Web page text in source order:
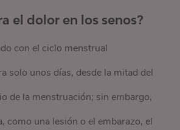
el dolor en los senos?
con el ciclo menstrual
solo unos días, desde la mitad del
de la menstruación; sin embargo,
como una lesión o el embarazo, el